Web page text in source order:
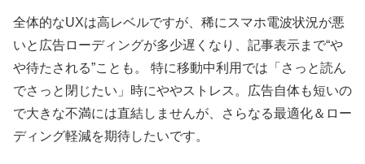
全体的なUXは高レベルですが、稀にスマホ電波状況が悪
いと広告ローディングが多少遅くなり、記事表示まで“や
や待たされる”ことも。 特に移動中利用では「さっと読ん
でさっと閉じたい」時にややストレス。広告自体も短いの
で大きな不満には直結しませんが、さらなる最適化＆ロー
ディング軽減を期待したいです。